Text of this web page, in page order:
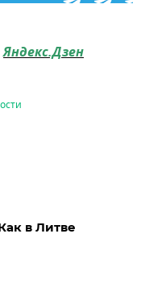
Яндекс.Дзен
в Литве